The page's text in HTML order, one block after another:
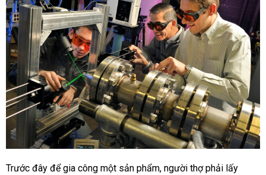
Trước đây để gia công một sản phẩm, người thợ phải lấy